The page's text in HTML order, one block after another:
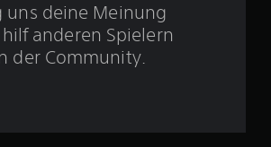
uns deine Meinung
anderen Spielern
der Community.